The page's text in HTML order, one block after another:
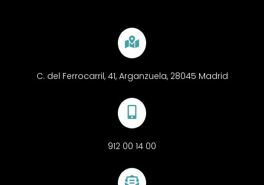
C. del Ferrocarril, 41, Arganzuela, 28045 Madrid
912 00 14 00